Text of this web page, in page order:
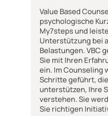
Value Based
psychologische
My7steps und
Unterstützung bei
Belastungen. VBC
Sie mit Ihren
ein. Im Counseling
Schritte geführt,
unterstützen, Ihre
verstehen. Sie
Sie richtigen